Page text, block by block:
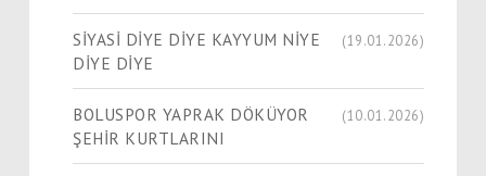
SİYASİ DİYE DİYE KAYYUM NİYE
DİYE DİYE
(19.01.2026)
BOLUSPOR YAPRAK DÖKÜYOR
ŞEHİR KURTLARINI
(10.01.2026)